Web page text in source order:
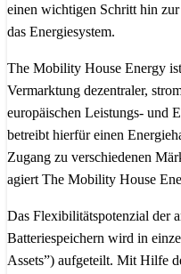
einen wichtigen Schritt hin
das Energiesystem.
The Mobility House Energy
Vermarktung dezentraler,
europäischen Leistungs- und
betreibt hierfür einen
Zugang zu verschiedenen
agiert The Mobility House
Das Flexibilitätspotenzial der
Batteriespeichern wird in
Assets”) aufgeteilt. Mit Hilfe